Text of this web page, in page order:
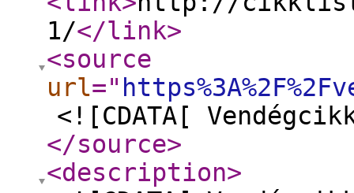
1/</link>
<source
url="
<![CDATA[
</source>
<description>